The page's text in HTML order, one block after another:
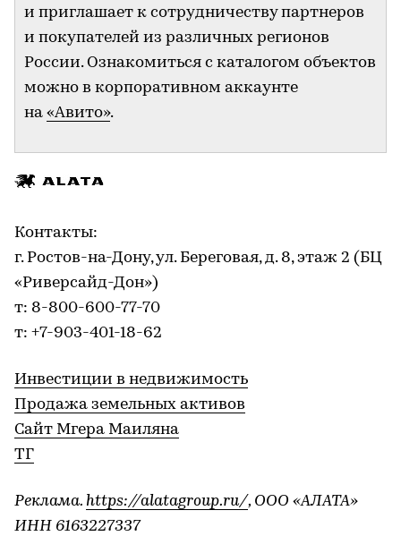
и приглашает к сотрудничеству партнеров
и покупателей из различных регионов
России. Ознакомиться с каталогом объектов
можно в корпоративном аккаунте
на «Авито».
Контакты:
г. Ростов-на-Дону, ул. Береговая, д. 8, этаж 2 (БЦ
«Риверсайд-Дон»)
т: 8-800-600-77-70
т: +7-903-401-18-62
Инвестиции в недвижимость
Продажа земельных активов
Сайт Мгера Маиляна
ТГ
Реклама. https://alatagroup.ru/, ООО «АЛАТА»
ИНН 6163227337